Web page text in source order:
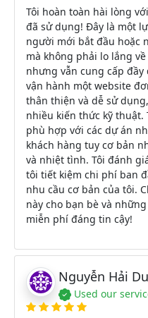
Tôi hoàn toàn hài lòng
đã sử dụng! Đây là một
người mới bắt đầu hoặc
mà không phải lo lắng
nhưng vẫn cung cấp
vận hành một website
thân thiện và dễ sử
nhiều kiến thức kỹ thuật.
phù hợp với các dự án
khách hàng tuy cơ bản
và nhiệt tình. Tôi đánh
tôi tiết kiệm chi phí ban
nhu cầu cơ bản của tôi.
này cho bạn bè và
miễn phí đáng tin cậy!
Nguyễn Hải
Used our